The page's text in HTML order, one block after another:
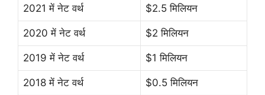
2021 में नेट वर्थ $2.5 मिलियन
2020 में नेट वर्थ $2 मिलियन
2019 में नेट वर्थ $1 मिलियन
2018 में नेट वर्थ $0.5 मिलियन